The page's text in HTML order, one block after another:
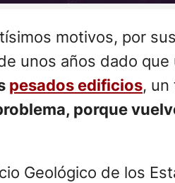
motivos, por
unos años dado
pesados edificios, un
porque
Geológico de los